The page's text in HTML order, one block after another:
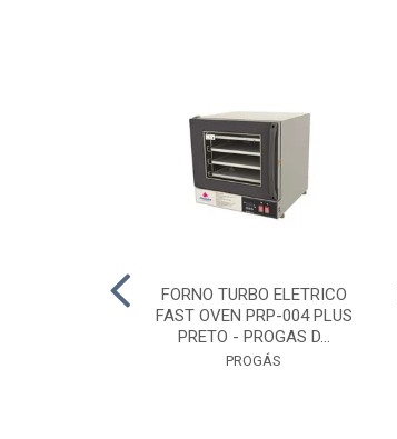
FORNO TURBO ELETRICO
FAST OVEN PRP-004 PLUS
PRETO - PROGAS D...
PROGÁS